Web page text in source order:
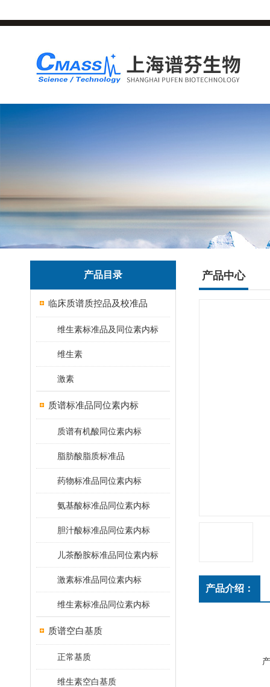
产品目录
临床质谱质控品及校准品
维生素标准品及同位素内标
维生素
激素
质谱标准品同位素内标
质谱有机酸同位素内标
脂肪酸脂质标准品
药物标准品同位素内标
氨基酸标准品同位素内标
胆汁酸标准品同位素内标
儿茶酚胺标准品同位素内标
激素标准品同位素内标
维生素标准品同位素内标
质谱空白基质
正常基质
维生素空白基质
产品中心
产品介绍：